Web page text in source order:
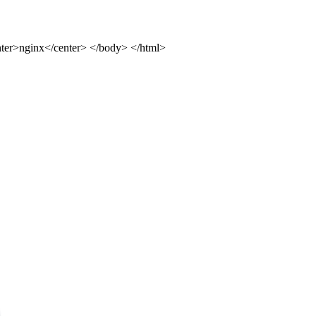
center> </body> </html>